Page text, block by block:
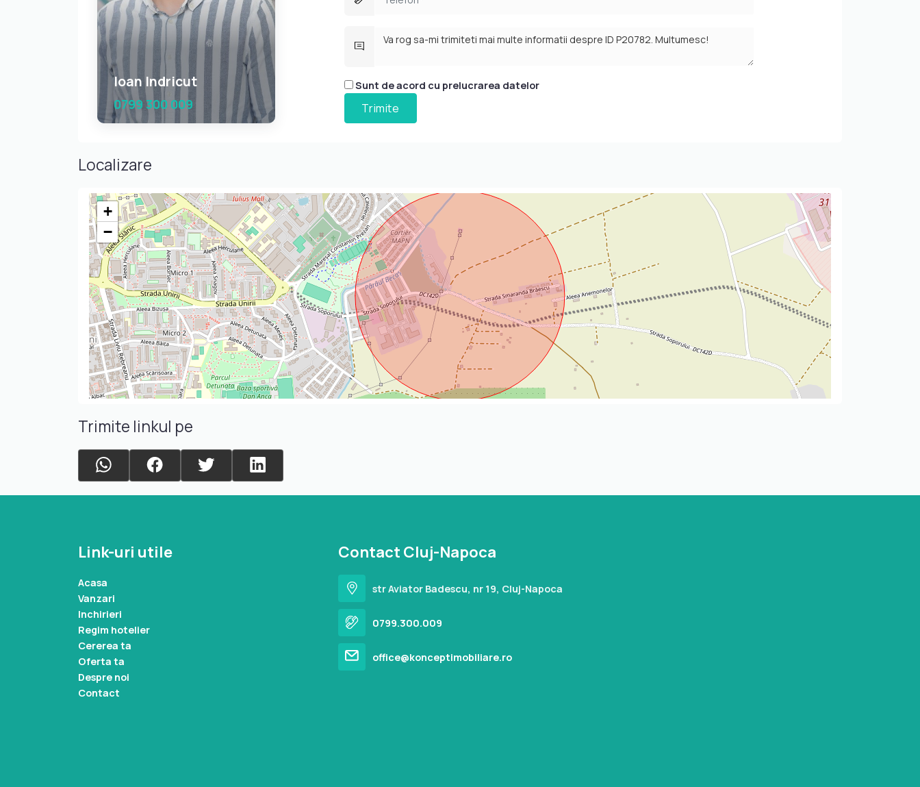
Ioan Indricut
0799 300 009
Sunt de acord cu prelucrarea datelor
Localizare
+
−
Trimite linkul pe
Link-uri utile
Acasa
Vanzari
Inchirieri
Regim hotelier
Cererea ta
Oferta ta
Despre noi
Contact
Contact Cluj-Napoca
str Aviator Badescu, nr 19, Cluj-Napoca
0799.300.009
office@konceptimobiliare.ro